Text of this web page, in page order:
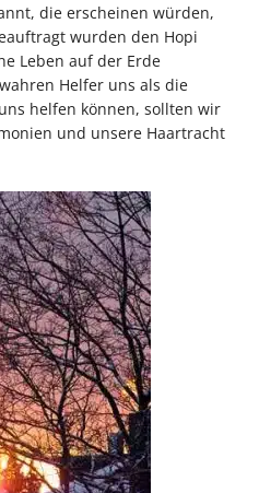
die erscheinen würden,
wurden den Hopi
Leben auf der Erde
Helfer uns als die
helfen können, sollten wir
und unsere Haartracht